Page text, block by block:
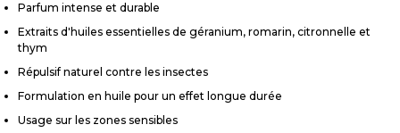
Parfum intense et durable
Extraits d'huiles essentielles de géranium, romarin, citronnelle et
thym
Répulsif naturel contre les insectes
Formulation en huile pour un effet longue durée
Usage sur les zones sensibles